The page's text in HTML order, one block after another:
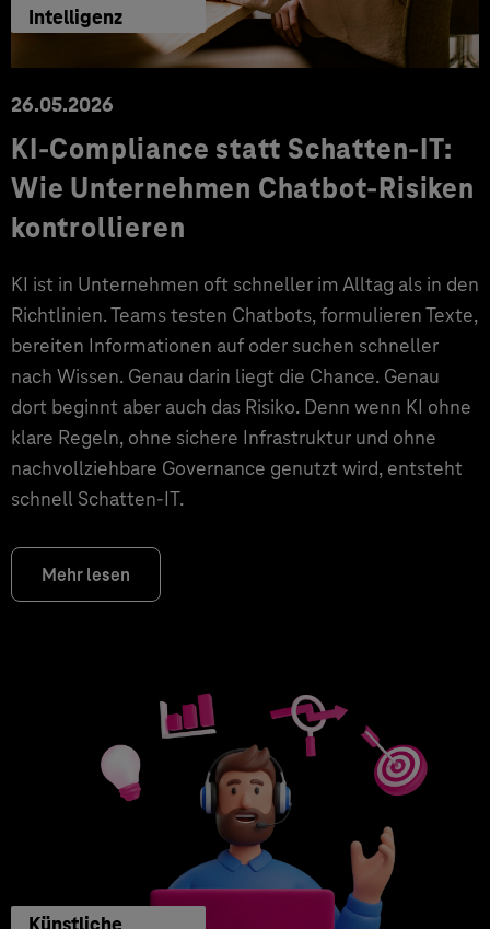
Intelligenz
26.05.2026
KI-Compliance statt Schatten-IT:
Wie Unternehmen Chatbot-Risiken
kontrollieren
KI ist in Unternehmen oft schneller im Alltag als in den
Richtlinien. Teams testen Chatbots, formulieren Texte,
bereiten Informationen auf oder suchen schneller
nach Wissen. Genau darin liegt die Chance. Genau
dort beginnt aber auch das Risiko. Denn wenn KI ohne
klare Regeln, ohne sichere Infrastruktur und ohne
nachvollziehbare Governance genutzt wird, entsteht
schnell Schatten-IT.
Mehr lesen